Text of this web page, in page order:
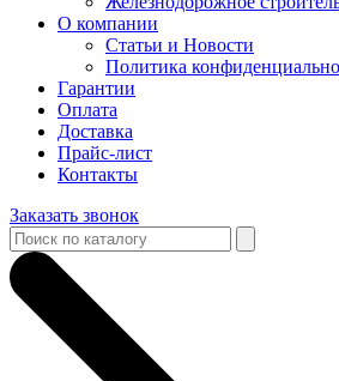
О компании
Статьи и Новости
Политика
Гарантии
Оплата
Доставка
Прайс-лист
Контакты
Заказать звонок